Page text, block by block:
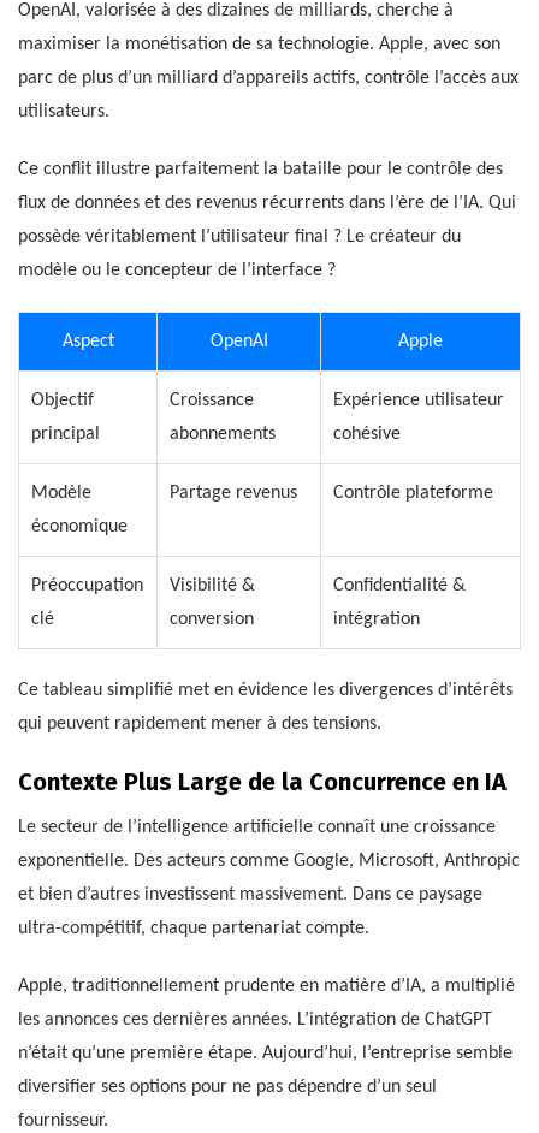
OpenAI, valorisée à des dizaines de milliards, cherche à
maximiser la monétisation de sa technologie. Apple, avec son
parc de plus d’un milliard d’appareils actifs, contrôle l’accès aux
utilisateurs.
Ce conflit illustre parfaitement la bataille pour le contrôle des
flux de données et des revenus récurrents dans l’ère de l’IA. Qui
possède véritablement l’utilisateur final ? Le créateur du
modèle ou le concepteur de l’interface ?
Aspect OpenAI Apple
Objectif
principal
Croissance
abonnements
Expérience utilisateur
cohésive
Modèle
économique
Partage revenus Contrôle plateforme
Préoccupation
clé
Visibilité &
conversion
Confidentialité &
intégration
Ce tableau simplifié met en évidence les divergences d’intérêts
qui peuvent rapidement mener à des tensions.
Contexte Plus Large de la Concurrence en IA
Le secteur de l’intelligence artificielle connaît une croissance
exponentielle. Des acteurs comme Google, Microsoft, Anthropic
et bien d’autres investissent massivement. Dans ce paysage
ultra-compétitif, chaque partenariat compte.
Apple, traditionnellement prudente en matière d’IA, a multiplié
les annonces ces dernières années. L’intégration de ChatGPT
n’était qu’une première étape. Aujourd’hui, l’entreprise semble
diversifier ses options pour ne pas dépendre d’un seul
fournisseur.